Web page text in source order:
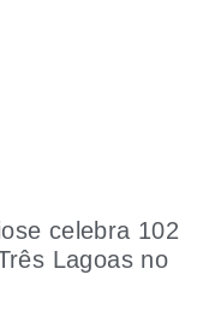
celebra 102
Lagoas no